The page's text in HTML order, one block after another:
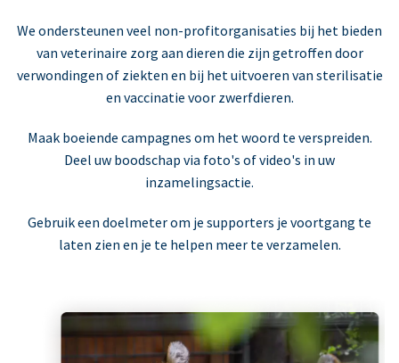
We ondersteunen veel non-profitorganisaties bij het bieden
van veterinaire zorg aan dieren die zijn getroffen door
verwondingen of ziekten en bij het uitvoeren van sterilisatie
en vaccinatie voor zwerfdieren.
Maak boeiende campagnes om het woord te verspreiden.
Deel uw boodschap via foto's of video's in uw
inzamelingsactie.
Gebruik een doelmeter om je supporters je voortgang te
laten zien en je te helpen meer te verzamelen.